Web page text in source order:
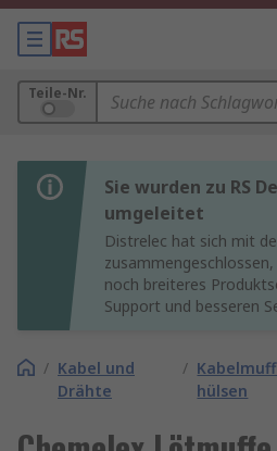
Teile-Nr.
Sie wurden zu RS
umgeleitet
Distrelec hat sich mit
noch breiteres
Support und besseren
/ Kabel und
Drähte
/
hülsen